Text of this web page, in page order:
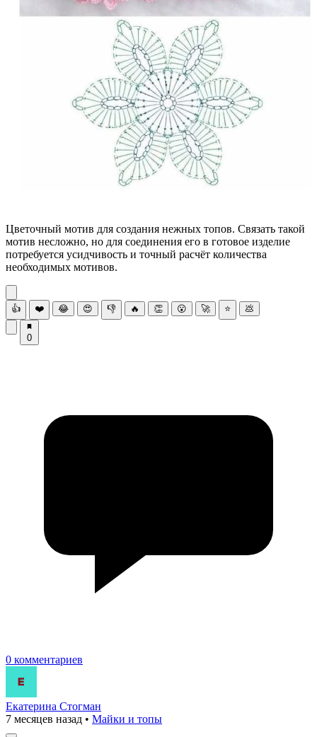
Цветочный мотив для создания нежных топов. Связать такой
мотив несложно, но для соединения его в готовое изделие
потребуется усидчивость и точный расчёт количества
необходимых мотивов.
👍 ❤️ 😂 😍 👎 🔥 👏 😮 🚀 ⭐ 💩
0
0 комментариев
Екатерина Стогман
7 месяцев назад • Майки и топы